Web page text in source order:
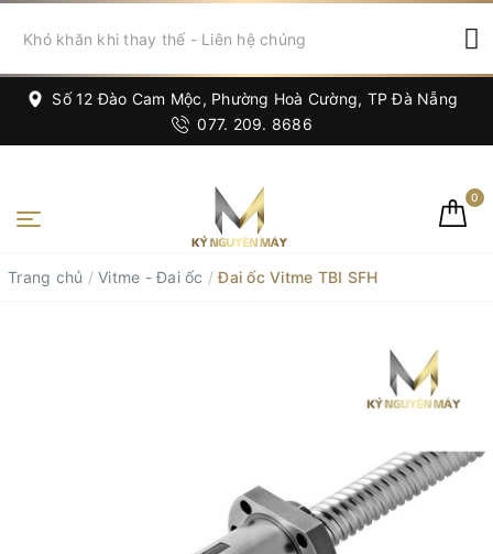
Số 12 Đào Cam Mộc, Phường Hoà Cường, TP Đà Nẵng
077. 209. 8686
0
Trang chủ / Vitme - Đai ốc /Đai ốc Vitme TBI SFH